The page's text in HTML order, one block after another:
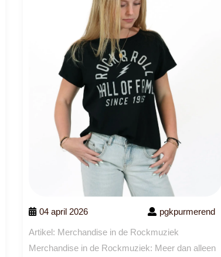
04 april 2026 pgkpurmerend
Artikel: Merchandise in de Rockmuziek
Merchandise in de Rockmuziek: Meer dan alleen